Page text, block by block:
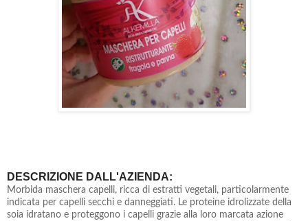
DESCRIZIONE DALL'AZIENDA:
Morbida maschera capelli, ricca di estratti vegetali, particolarmente
indicata per capelli secchi e danneggiati. Le proteine idrolizzate della
soia idratano e proteggono i capelli grazie alla loro marcata azione